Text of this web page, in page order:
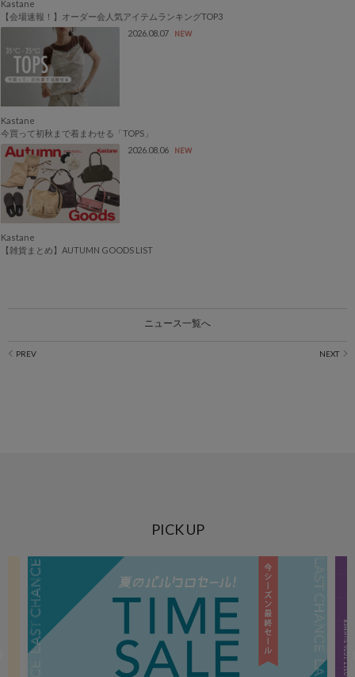
Kastane
【会場速報！】オーダー会人気アイテムランキングTOP3
2026.08.07
NEW
Kastane
今買って初秋まで着まわせる「TOPS」
2026.08.06
NEW
Kastane
【雑貨まとめ】AUTUMN GOODS LIST
ニュース一覧へ
PICK UP